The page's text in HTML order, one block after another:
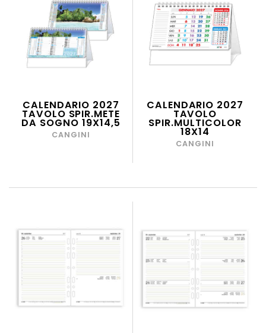
CALENDARIO 2027
TAVOLO SPIR.METE
DA SOGNO 19X14,5
CANGINI
CALENDARIO 2027
TAVOLO
SPIR.MULTICOLOR
18X14
CANGINI